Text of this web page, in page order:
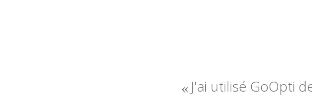
J'ai utilisé GoOpti